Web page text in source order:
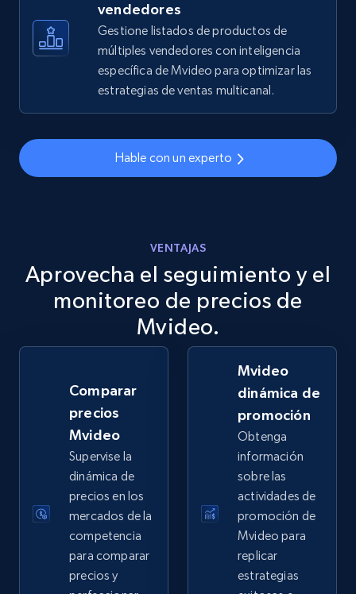
668+ Comenzar ahora
eBay
URL, Product id, Title, Seller name, Seller rating,
Seller reviews, Breadcrumbs, Root category, and
Comenzar ahora
eBay - Gather data on products using
specified keywords
URL, Product id, Title, Seller name, Seller rating,
Seller reviews, Breadcrumbs, Root category, and
2.5K+ Comenzar ahora
vendedores
Gestione listados de productos de
múltiples vendedores con inteligencia
específica de Mvideo para optimizar las
estrategias de ventas multicanal.
Hable con un experto
VENTAJAS
Aprovecha el seguimiento y el
monitoreo de precios de
Mvideo.
Comparar
precios
Mvideo
Supervise la
dinámica de
precios en los
mercados de la
competencia
para comparar
precios y
Mvideo
dinámica de
promoción
Obtenga
información
sobre las
actividades de
promoción de
Mvideo para
replicar
estrategias